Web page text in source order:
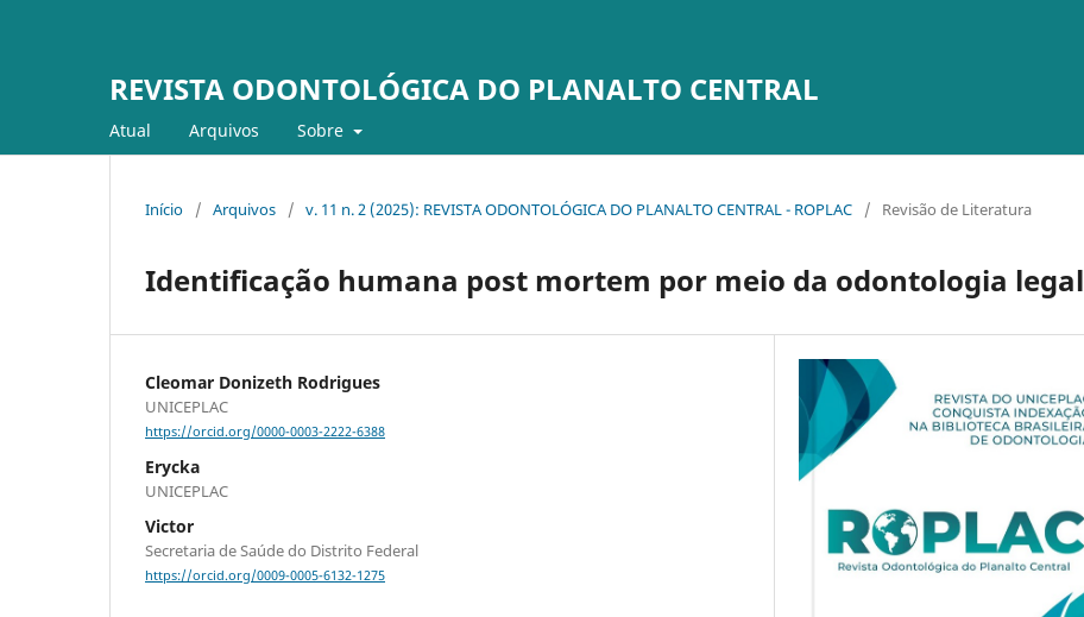
REVISTA ODONTOLÓGICA DO PLANALTO CENTRAL
Atual Arquivos Sobre
Início / Arquivos / v. 11 n. 2 (2025): REVISTA ODONTOLÓGICA DO PLANALTO CENTRAL - ROPLAC / Revisão de Literatura
Identificação humana post mortem por meio da odontologia legal
Cleomar Donizeth Rodrigues
UNICEPLAC
https://orcid.org/0000-0003-2222-6388
Erycka
UNICEPLAC
Victor
Secretaria de Saúde do Distrito Federal
https://orcid.org/0009-0005-6132-1275